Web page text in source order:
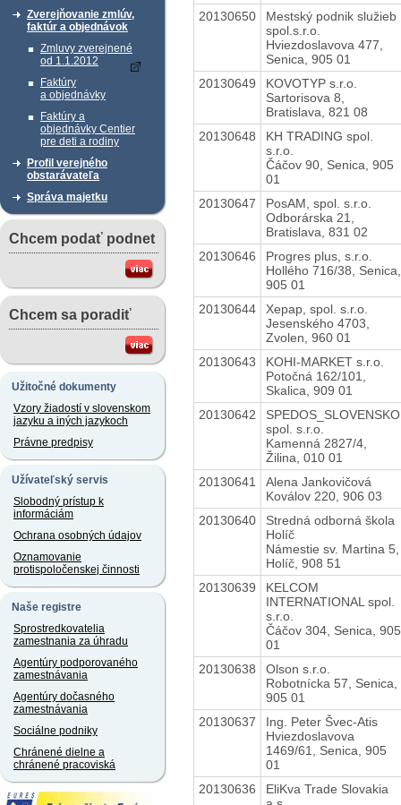
Zverejňovanie zmlúv,
faktúr a objednávok
Zmluvy zverejnené
od 1.1.2012
Faktúry
a objednávky
Faktúry a
objednávky Centier
pre deti a rodiny
Profil verejného
obstarávateľa
Správa majetku
Chcem podať podnet
Chcem sa poradiť
Užitočné dokumenty
Vzory žiadostí v slovenskom
jazyku a iných jazykoch
Právne predpisy
Užívateľský servis
Slobodný prístup k
informáciám
Ochrana osobných údajov
Oznamovanie
protispoločenskej činnosti
Naše registre
Sprostredkovatelia
zamestnania za úhradu
Agentúry podporovaného
zamestnávania
Agentúry dočasného
zamestnávania
Sociálne podniky
Chránené dielne a
chránené pracoviská
20130650
Mestský podnik služieb
spol.s.r.o.
Hviezdoslavova 477,
Senica, 905 01
20130649
KOVOTYP s.r.o.
Sartorisova 8,
Bratislava, 821 08
20130648
KH TRADING spol.
s.r.o.
Čáčov 90, Senica, 905
01
20130647
PosAM, spol. s.r.o.
Odborárska 21,
Bratislava, 831 02
20130646
Progres plus, s.r.o.
Hollého 716/38, Senica,
905 01
20130644
Xepap, spol. s.r.o.
Jesenského 4703,
Zvolen, 960 01
20130643
KOHI-MARKET s.r.o.
Potočná 162/101,
Skalica, 909 01
20130642
spol. s.r.o.
Kamenná 2827/4,
Žilina, 010 01
20130641
Alena Jankovičová
Koválov 220, 906 03
20130640
Stredná odborná škola
Holíč
Námestie sv. Martina 5,
Holíč, 908 51
20130639
KELCOM
INTERNATIONAL spol.
s.r.o.
Čáčov 304, Senica, 905
01
20130638
Olson s.r.o.
Robotnícka 57, Senica,
905 01
20130637
Ing. Peter Švec-Atis
Hviezdoslavova
1469/61, Senica, 905
01
20130636
EliKva Trade Slovakia